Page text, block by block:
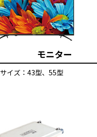
モニター
サイズ：43型、55型